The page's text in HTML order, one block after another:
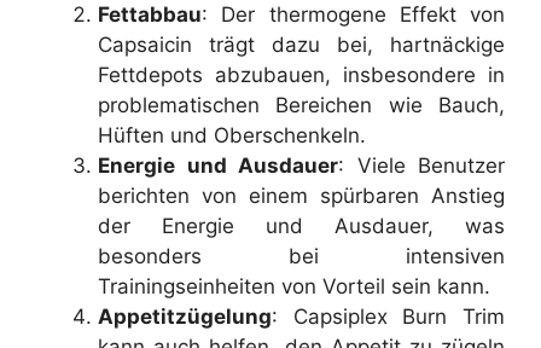
Fettabbau: Der thermogene Effekt von
Capsaicin trägt dazu bei, hartnäckige
Fettdepots abzubauen, insbesondere in
problematischen Bereichen wie Bauch,
Hüften und Oberschenkeln.
Energie und Ausdauer: Viele Benutzer
berichten von einem spürbaren Anstieg
der Energie und Ausdauer, was
besonders bei intensiven
Trainingseinheiten von Vorteil sein kann.
Appetitzügelung: Capsiplex Burn Trim